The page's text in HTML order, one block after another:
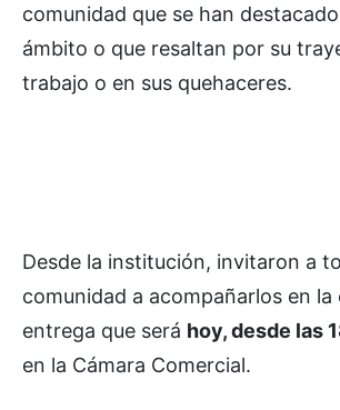
comunidad que se han
ámbito o que resaltan por su
trabajo o en sus quehaceres.
Desde la institución, invitaron a
comunidad a acompañarlos en la
entrega que será hoy, desde las
en la Cámara Comercial.